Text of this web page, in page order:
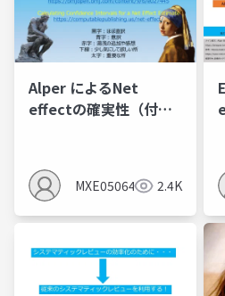
Alper によるNet
effectの確実性（付録
の事例を紹介）
MXE05064 2.4K